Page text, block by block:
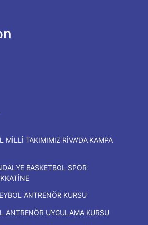
MİLLİ TAKIMIMIZ RİVA'DA KAMPA
BASKETBOL SPOR
ANTRENÖR KURSU
ANTRENÖR UYGULAMA KURSU